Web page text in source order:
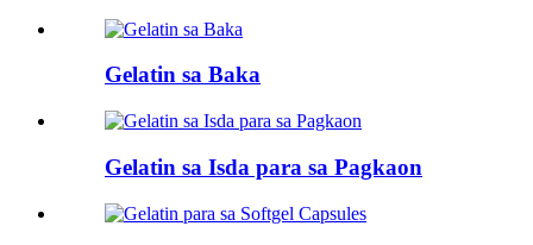
Gelatin sa Baka
Gelatin sa Isda para sa Pagkaon